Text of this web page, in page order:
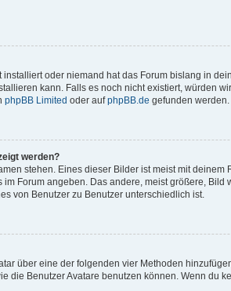
oder niemand hat das Forum bislang in
kann. Falls es noch nicht existiert, würden
phpBB Limited oder aufphpBB.de gefunden werden.
werden?
stehen. Eines dieser Bilder ist meist mit deinem
Forum angeben. Das andere, meist größere, Bild
von Benutzer zu Benutzer unterschiedlich ist.
über eine der folgenden vier Methoden
die Benutzer Avatare benutzen können. Wenn du